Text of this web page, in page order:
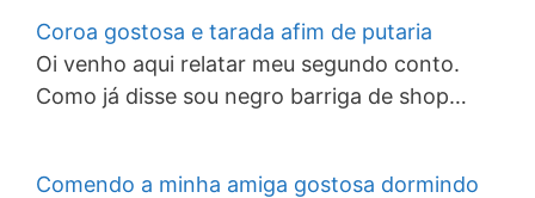
Coroa gostosa e tarada afim de putaria
Oi venho aqui relatar meu segundo conto.
Como já disse sou negro barriga de shop…
Comendo a minha amiga gostosa dormindo